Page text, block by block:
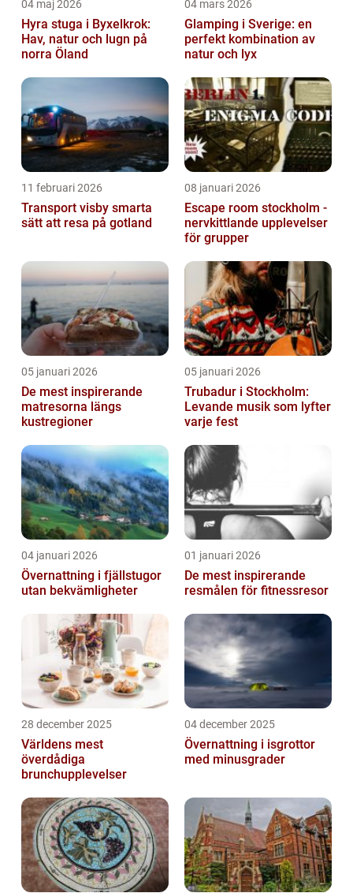
04 maj 2026
Hyra stuga i Byxelkrok:
Hav, natur och lugn på
norra Öland
04 mars 2026
Glamping i Sverige: en
perfekt kombination av
natur och lyx
11 februari 2026
Transport visby smarta
sätt att resa på gotland
08 januari 2026
Escape room stockholm -
nervkittlande upplevelser
för grupper
05 januari 2026
De mest inspirerande
matresorna längs
kustregioner
05 januari 2026
Trubadur i Stockholm:
Levande musik som lyfter
varje fest
04 januari 2026
Övernattning i fjällstugor
utan bekvämligheter
01 januari 2026
De mest inspirerande
resmålen för fitnessresor
28 december 2025
Världens mest
överdådiga
brunchupplevelser
04 december 2025
Övernattning i isgrottor
med minusgrader